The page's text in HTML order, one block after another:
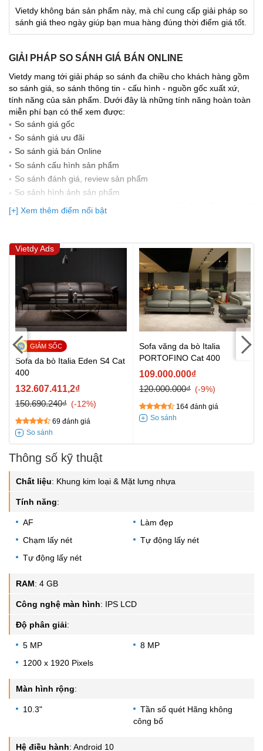
Vietdy không bán sản phẩm này, mà chỉ cung cấp giải pháp so
sánh giá theo ngày giúp bạn mua hàng đúng thời điểm giá tốt.
GIẢI PHÁP SO SÁNH GIÁ BÁN ONLINE
Vietdy mang tới giải pháp so sánh đa chiều cho khách hàng gồm
so sánh giá, so sánh thông tin - cấu hình - nguồn gốc xuất xứ,
tính năng của sản phẩm. Dưới đây là những tính năng hoàn toàn
miễn phí bạn có thể xem được:
So sánh giá gốc
So sánh giá ưu đãi
So sánh giá bán Online
So sánh cấu hình sản phẩm
So sánh đánh giá, review sản phẩm
So sảnh hình ảnh sản phẩm
(Bạn đang được xem so sánh giá, xem giá biến động Realtime 10
lần cập nhật gần nhất)
[+] Xem thêm điểm nổi bật
Vietdy Ads
Sofa da bò Italia Eden S4 Cat
400
132.607.411,2₫
150.690.240₫
-12%
69 đánh giá
Sofa văng da bò Italia
PORTOFINO Cat 400
109.000.000₫
120.000.000₫
-9%
164 đánh giá
Thông số kỹ thuật
Chất liệu: Khung kim loại & Mặt lưng nhựa
Tính năng:
AF
Làm đẹp
Chạm lấy nét
Tự động lấy nét
Tự động lấy nét
RAM: 4 GB
Công nghệ màn hình: IPS LCD
Độ phân giải:
5 MP
8 MP
1200 x 1920 Pixels
Màn hình rộng:
10.3"
Tần số quét Hãng không
công bố
Hệ điều hành: Android 10